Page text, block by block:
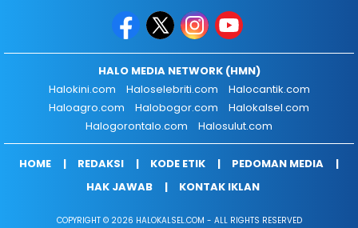
HALO MEDIA NETWORK (HMN)
Halokini.com
Haloselebriti.com
Halocantik.com
Haloagro.com
Halobogor.com
Halokalsel.com
Halogorontalo.com
Halosulut.com
HOME REDAKSI KODE ETIK
PEDOMAN MEDIA
HAK JAWAB
KONTAK IKLAN
COPYRIGHT © 2026 HALOKALSEL.COM - ALL RIGHTS RESERVED